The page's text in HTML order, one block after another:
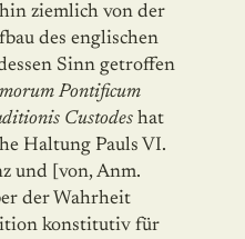
ziemlich von der
des englischen
Sinn getroffen
Pontificum
Custodes hat
Haltung Pauls VI.
und [von, Anm.
der Wahrheit
konstitutiv für